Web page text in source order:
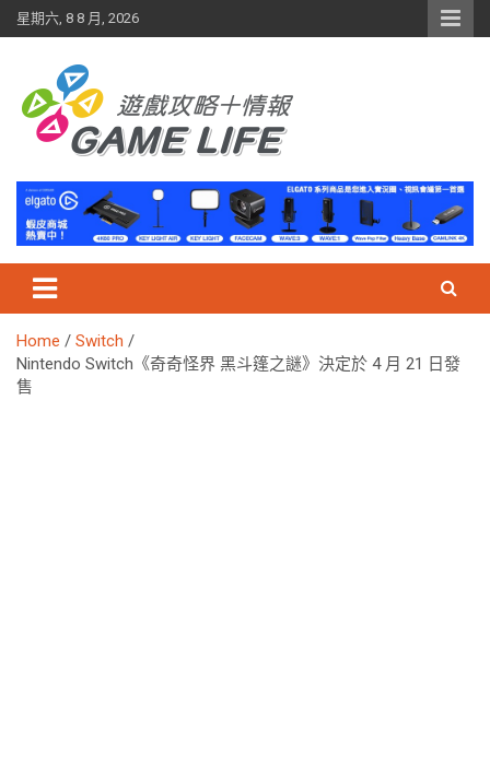
Skip
to
星期六, 8 8 月, 2026
Home
Switch
Nintendo Switch《奇奇怪界 黑斗篷之謎》決定於 4 月 21 日發
售